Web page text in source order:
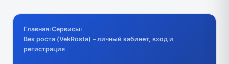
Главная›Сервисы›
Век роста (VekRosta) – личный кабинет, вход и
регистрация